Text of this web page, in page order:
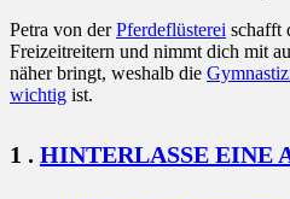
Petra von derPferdeflüsterei schafft
Freizeitreitern und nimmt dich mit
näher bringt, weshalb die
wichtig ist.
1 KOMMENTAR
. HINTERLASSE EINE